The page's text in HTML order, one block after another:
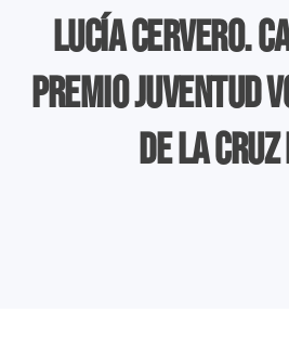
Lucía Cervero.
Premio Juventud
de la Cruz